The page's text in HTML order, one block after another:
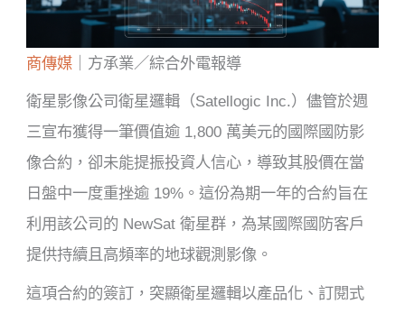
商傳媒 ｜方承業／綜合外電報導
衛星影像公司衛星邏輯（Satellogic Inc.）儘管於週
三宣布獲得一筆價值逾 1,800 萬美元的國際國防影
像合約，卻未能提振投資人信心，導致其股價在當
日盤中一度重挫逾 19%。這份為期一年的合約旨在
利用該公司的 NewSat 衛星群，為某國際國防客戶
提供持續且高頻率的地球觀測影像。
這項合約的簽訂，突顯衛星邏輯以產品化、訂閱式